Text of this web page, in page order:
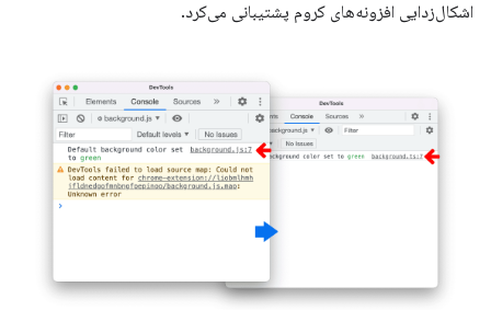
اشکال‌زدایی افزونه‌های کروم پشتیبانی می‌کرد.